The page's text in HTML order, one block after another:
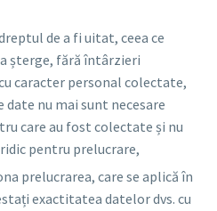
de a fi uitat, ceea ce
șterge, fără întârzieri
caracter personal colectate,
date nu mai sunt necesare
care au fost colectate și nu
pentru prelucrare,
prelucrarea, care se aplică în
exactitatea datelor dvs. cu